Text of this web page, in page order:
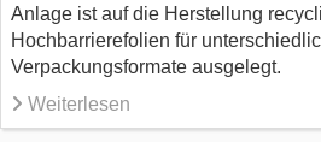
Anlage ist auf die Herstellung
Hochbarrierefolien für
Verpackungsformate ausgelegt.
Weiterlesen